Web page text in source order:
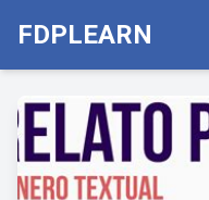
FDPLEARN